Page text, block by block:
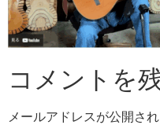
コメントを
メールアドレスが公開さ